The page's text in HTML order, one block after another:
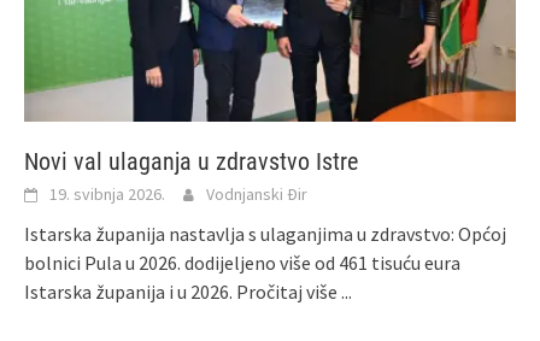
Novi val ulaganja u zdravstvo Istre
19. svibnja 2026. Vodnjanski Đir
Istarska županija nastavlja s ulaganjima u zdravstvo: Općoj
bolnici Pula u 2026. dodijeljeno više od 461 tisuću eura
Istarska županija i u 2026. Pročitaj više ...